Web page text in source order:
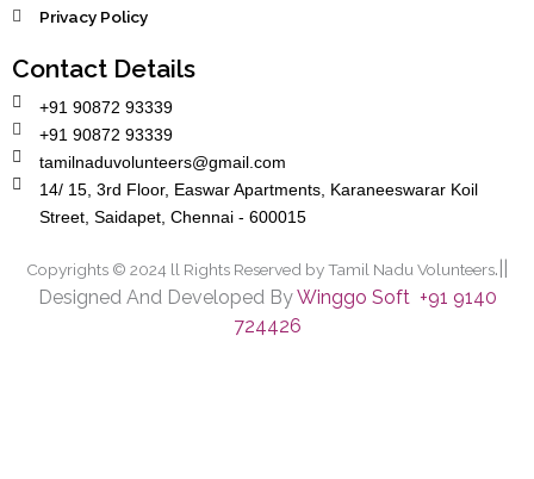
Privacy Policy
Contact Details
+91 90872 93339
+91 90872 93339
tamilnaduvolunteers@gmail.com
14/ 15, 3rd Floor, Easwar Apartments, Karaneeswarar Koil
Street, Saidapet, Chennai - 600015
Copyrights © 2024 ll Rights Reserved by Tamil Nadu Volunteers.||
Designed And Developed ByWinggo Soft +91 9140
724426